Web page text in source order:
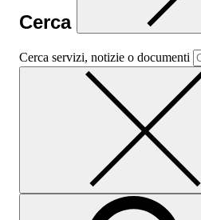
Cerca
Cerca servizi, notizie o documenti